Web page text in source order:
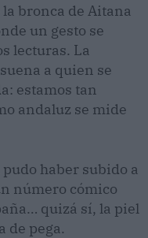
bronca de Aitana
un gesto se
lecturas. La
a quien se
estamos tan
andaluz se mide
haber subido a
número cómico
quizá sí, la piel
de pega.